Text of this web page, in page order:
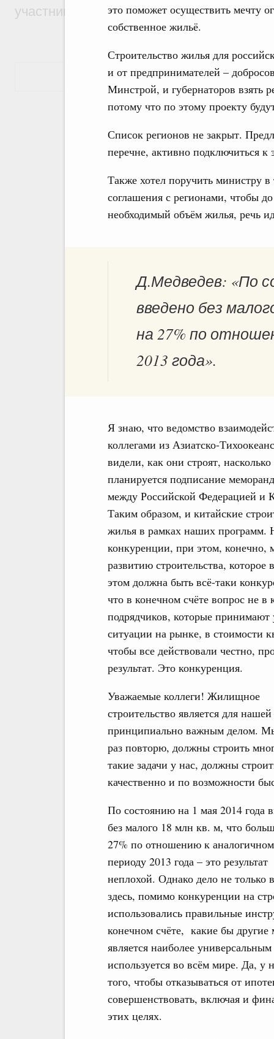
это поможет осуществить мечту
собственное жильё.
Строительство жилья для
и от предпринимателей –
Минстрой, и губернаторов взять
потому что по этому проекту
Список регионов не закрыт.
перечне, активно подключиться
Также хотел поручить министру в
соглашения с регионами, чтобы
необходимый объём жилья, речь
Д.Медведев: «По
введено без
на 27% по
2013 года».
Я знаю, что ведомство
коллегами из Азиатско-
видели, как они строят,
планируется подписание
между Российской Федерацией и
Таким образом, и китайские
жилья в рамках наших программ.
конкуренции, при этом, конечно,
развитию строительства,
этом должна быть всё-таки
что в конечном счёте вопрос не в
подрядчиков, которые принимают
ситуации на рынке, в стоимости
чтобы все действовали честно,
результат. Это конкуренция.
Уважаемые коллеги! Жилищное
строительство является для
принципиально важным делом.
раз повторю, должны строить
такие задачи у нас, должны
качественно и по возможности
По состоянию на 1 мая 2014 года
без малого 18 млн кв. м, что
27% по отношению к
периоду 2013 года – это результат
неплохой. Однако дело не
здесь, помимо конкуренции на
использовались правильные
конечном счёте, какие бы
является наиболее
используется во всём мире. Да, у
того, чтобы отказываться от
совершенствовать, включая и
этих целях.
участников проекта «Кольцо открытий»
Показать еще